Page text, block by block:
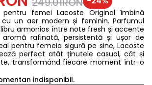
femei Lacoste Original îmbină
un aer modern și feminin. Parfumul
armonios între note fresh și accente
rafinată, persistentă și ușor de
pentru femeia sigură pe sine, Lacoste
perfect atât ținutele casual, cât și
transformând fiecare moment într-o
indisponibil.